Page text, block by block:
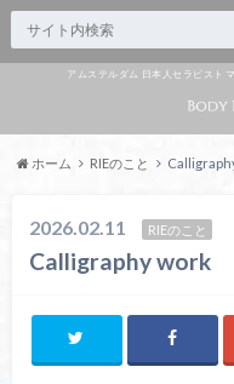
アムステルダム 日本人セラピスト
ホーム RIEのこと
2026.02.11 RIEのこと
Calligraphy work